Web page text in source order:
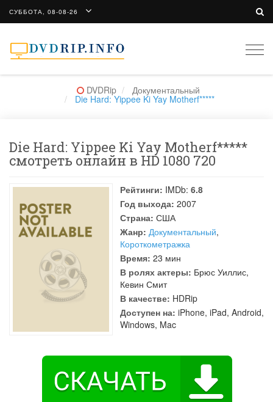
СУББОТА, 08-08-26
DVDRip Документальный
Die Hard: Yippee Ki Yay Motherf*****
Die Hard: Yippee Ki Yay Motherf*****
смотреть онлайн в HD 1080 720
Рейтинги: IMDb: 6.8
Год выхода: 2007
Страна: США
Жанр: Документальный,
Короткометражка
Время: 23 мин
В ролях актеры: Брюс Уиллис,
Кевин Смит
В качестве: HDRip
Доступен на: iPhone, iPad, Android,
Windows, Mac